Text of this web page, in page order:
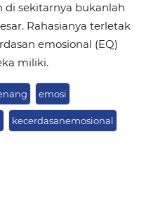
di sekitarnya bukanlah
Rahasianya terletak
emosional (EQ)
miliki.
emosi
kecerdasanemosional